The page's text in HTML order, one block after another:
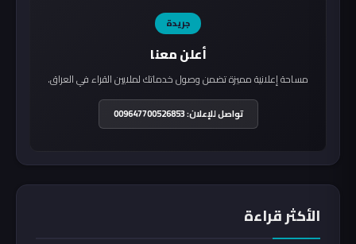
جريدة
أعلن معنا
مساحة إعلانية مميزة تضمن وصول خدماتك لملايين القراء في العراق.
تواصل للإعلان: 009647700526853
الأكثر قراءة